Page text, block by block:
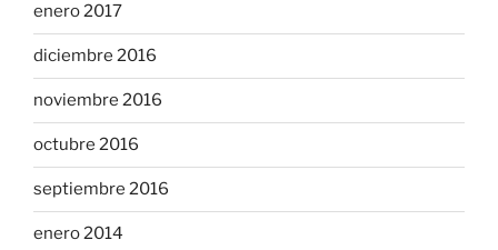
enero 2017
diciembre 2016
noviembre 2016
octubre 2016
septiembre 2016
enero 2014